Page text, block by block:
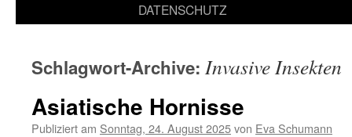
DATENSCHUTZ
Schlagwort-Archive: Invasive Insekten
Asiatische Hornisse
Publiziert am Sonntag, 24. August 2025von Eva Schumann